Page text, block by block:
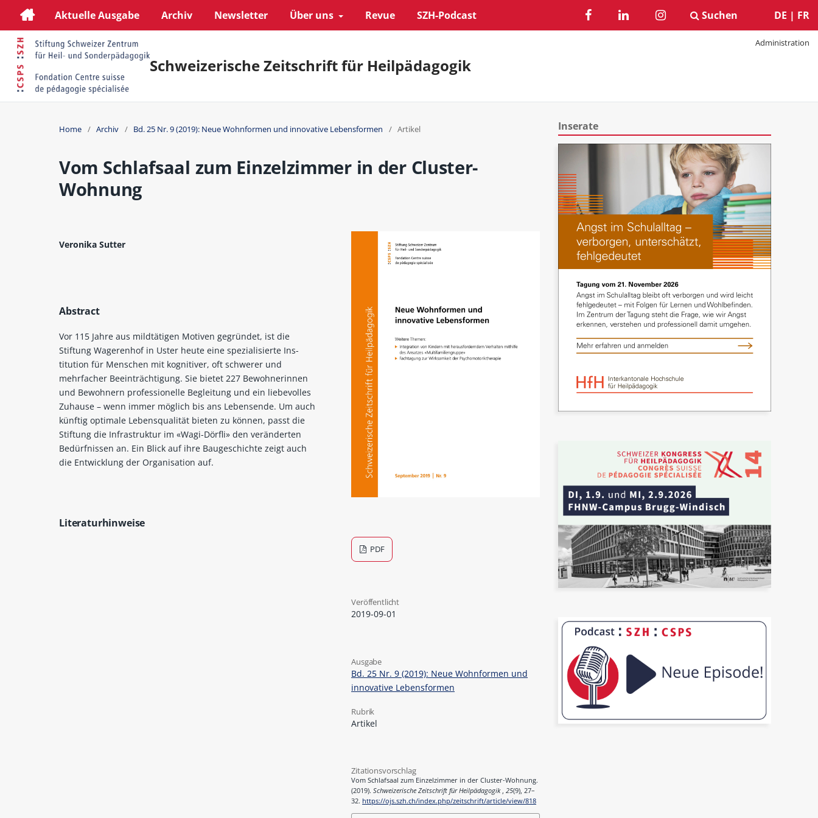
Aktuelle Ausgabe Archiv Newsletter Über uns Revue SZH-Podcast
Administration
DE | FR
Suchen
Schweizerische Zeitschrift für Heilpädagogik
Home / Archiv / Bd. 25 Nr. 9 (2019): Neue Wohnformen und innovative Lebensformen / Artikel
Vom Schlafsaal zum Einzelzimmer in der Cluster-
Wohnung
Veronika Sutter
Abstract
Vor 115 Jahre aus mildtätigen Motiven gegründet, ist die
Stiftung Wagerenhof in Uster heute eine spezialisierte Ins-
titution für Menschen mit kognitiver, oft schwerer und
mehrfacher Beeinträchtigung. Sie bietet 227 Bewohnerinnen
und Bewohnern professionelle Begleitung und ein liebevolles
Zuhause – wenn immer möglich bis ans Lebensende. Um auch
künftig optimale Lebensqualität bieten zu können, passt die
Stiftung die Infrastruktur im «Wagi-Dörfli» den veränderten
Bedürfnissen an. Ein Blick auf ihre Baugeschichte zeigt auch
die Entwicklung der Organisation auf.
Literaturhinweise
PDF
Veröffentlicht
2019-09-01
Ausgabe
Bd. 25 Nr. 9 (2019): Neue Wohnformen und
innovative Lebensformen
Rubrik
Artikel
Zitationsvorschlag
Vom Schlafsaal zum Einzelzimmer in der Cluster-Wohnung.
(2019).Schweizerische Zeitschrift für Heilpädagogik ,25(9), 27–
32. https://ojs.szh.ch/index.php/zeitschrift/article/view/818
Inserate